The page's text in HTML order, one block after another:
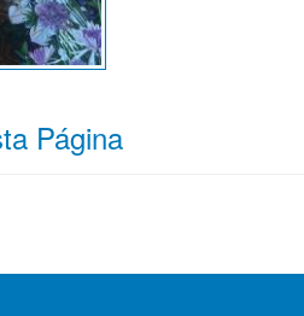
Página